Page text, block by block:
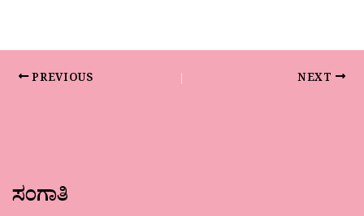
PREVIOUS NEXT
ಸಂಗಾತಿ